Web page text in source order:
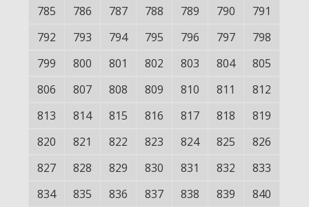
785
786 787 788 789 790
791
792
793 794 795 796 797
798
799
800 801 802 803 804
805
806
807 808 809 810 811
812
813
814 815 816 817 818
819
820
821 822 823 824 825
826
827
828 829 830 831 832
833
834
835 836 837 838 839 840